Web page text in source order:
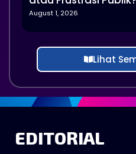
August 1, 2026
Lihat
EDITORIAL